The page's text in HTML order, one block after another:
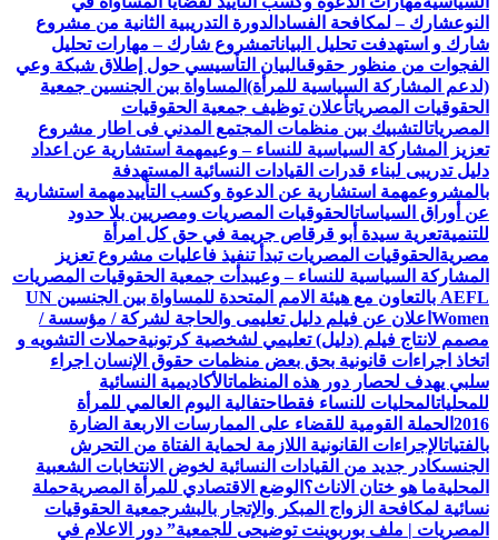
النوعشارك – لمكافحة الفساد الدورة التدريبية الثانية من مشروع
شارك و استهدفت تحليل البياناتمشروع شارك – مهارات تحليل
الفجوات من منظور حقوقىالبيان التأسيسي حول إطلاق شبكة وعي
(لدعم المشاركة السياسية للمرأة) المساواة بين الجنسين جمعية
الحقوقيات المصرياتأعلان توظيف جمعية الحقوقيات
المصرياتالتشبيك بين منظمات المجتمع المدني فى اطار مشروع
تعزيز المشاركة السياسية للنساء – وعيمهمة استشارية عن اعداد
دليل تدريبى لبناء قدرات القيادات النسائية المستهدفة
بالمشروعمهمة استشارية عن الدعوة وكسب التأييدمهمة استشارية
عن أوراق السياساتالحقوقيات المصريات ومصريين بلا حدود
للتنميةتعرية سيدة أبو قرقاص جريمة في حق كل امرأة
مصرية الحقوقيات المصريات تبدأ تنفيذ فاعليات مشروع تعزيز
المشاركة السياسية للنساء – وعيبدأت جمعية الحقوقيات المصريات
AEFL بالتعاون مع هيئة الامم المتحدة للمساواة بين الجنسين UN
Women اعلان عن فيلم دليل تعليمى والحاجة لشركة / مؤسسة /
مصمم لانتاج فيلم (دليل) تعليمي لشخصية كرتونيةحملات التشويه و
اتخاذ اجراءات قانونية بحق بعض منظمات حقوق الإنسان اجراء
سلبي يهدف لحصار دور هذه المنظماتالأكاديمية النسائية
للمحلياتالمحليات للنساء فقطاحتفالية اليوم العالمي للمرأة
2016 الحملة القومية للقضاء على الممارسات الاربعة الضارة
بالفتياتالإجراءات القانونية اللازمة لحماية الفتاة من التحرش
الجنسىكادر جديد من القيادات النسائية لخوض الانتخابات الشعبية
المحليةما هو ختان الاناث؟ الوضع الاقتصادي للمرأة المصريةحملة
نسائية لمكافحة الزواج المبكر والإتجار بالبشر جمعية الحقوقيات
المصريات | ملف بوربوينت توضيحى للجمعية” دور الاعلام في